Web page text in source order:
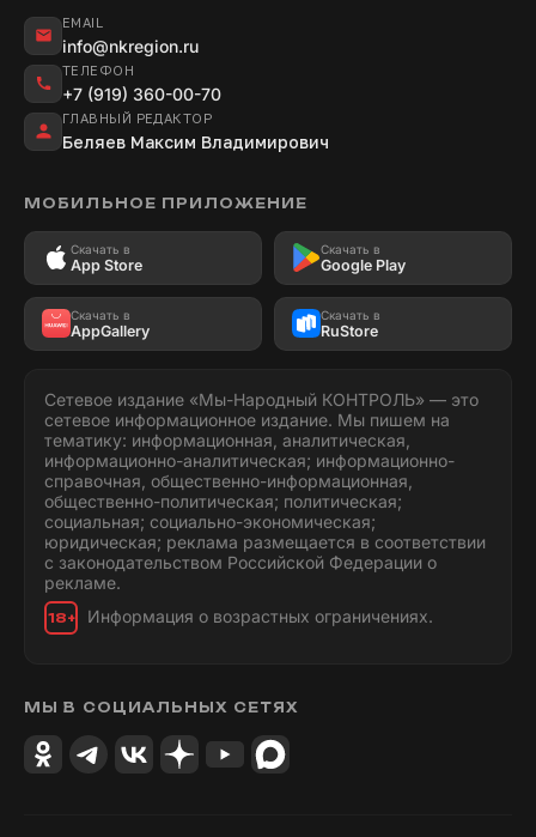
EMAIL
info@nkregion.ru
ТЕЛЕФОН
+7 (919) 360-00-70
ГЛАВНЫЙ РЕДАКТОР
Беляев Максим Владимирович
МОБИЛЬНОЕ ПРИЛОЖЕНИЕ
Скачать в
App Store
Скачать в
Google Play
Скачать в
AppGallery
Скачать в
RuStore
Сетевое издание «Мы-Народный КОНТРОЛЬ» — это
сетевое информационное издание. Мы пишем на
тематику: информационная, аналитическая,
информационно-аналитическая; информационно-
справочная, общественно-информационная,
общественно-политическая; политическая;
социальная; социально-экономическая;
юридическая; реклама размещается в соответствии
с законодательством Российской Федерации о
рекламе.
18+ Информация о возрастных ограничениях.
МЫ В СОЦИАЛЬНЫХ СЕТЯХ